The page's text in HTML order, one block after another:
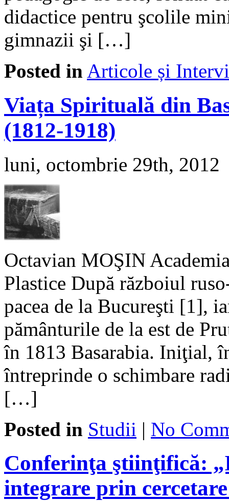
didactice pentru şco­li­le
gimnazii şi […]
Posted in Articole și
Viața Spirituală din
(1812-1918)
luni, octombrie 29th, 2012
Octavian MOŞIN
Plastice După războiul
pacea de la Bucureşti [1],
pământurile de la est de
în 1813 Basarabia. Iniţial,
întreprinde o schimbare
[…]
Posted in Studii | No
Conferinţa ştiinţifică:
integrare prin